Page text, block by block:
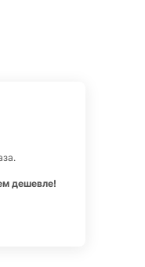
звездами,
дешевле!